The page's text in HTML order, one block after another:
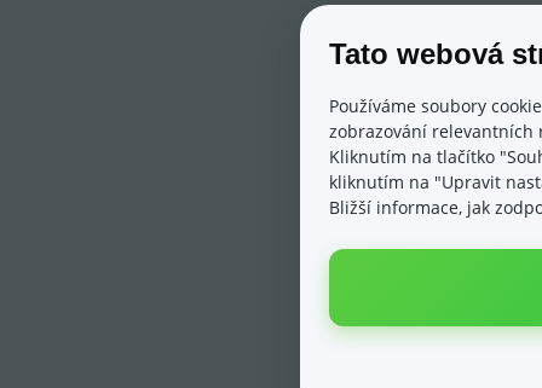
Tato webová
Používáme soubory
zobrazování relevantních
Kliknutím na tlačítko
kliknutím na "Upravit
Bližší informace, jak